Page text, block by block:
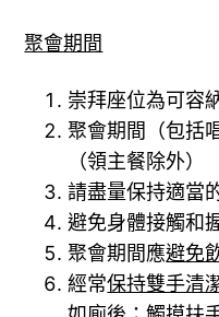
聚會期間
崇拜座位為可容
聚會期間（包括
（領主餐除外）
請盡量保持適當
避免身體接觸和
聚會期間應避免
經常保持雙手清